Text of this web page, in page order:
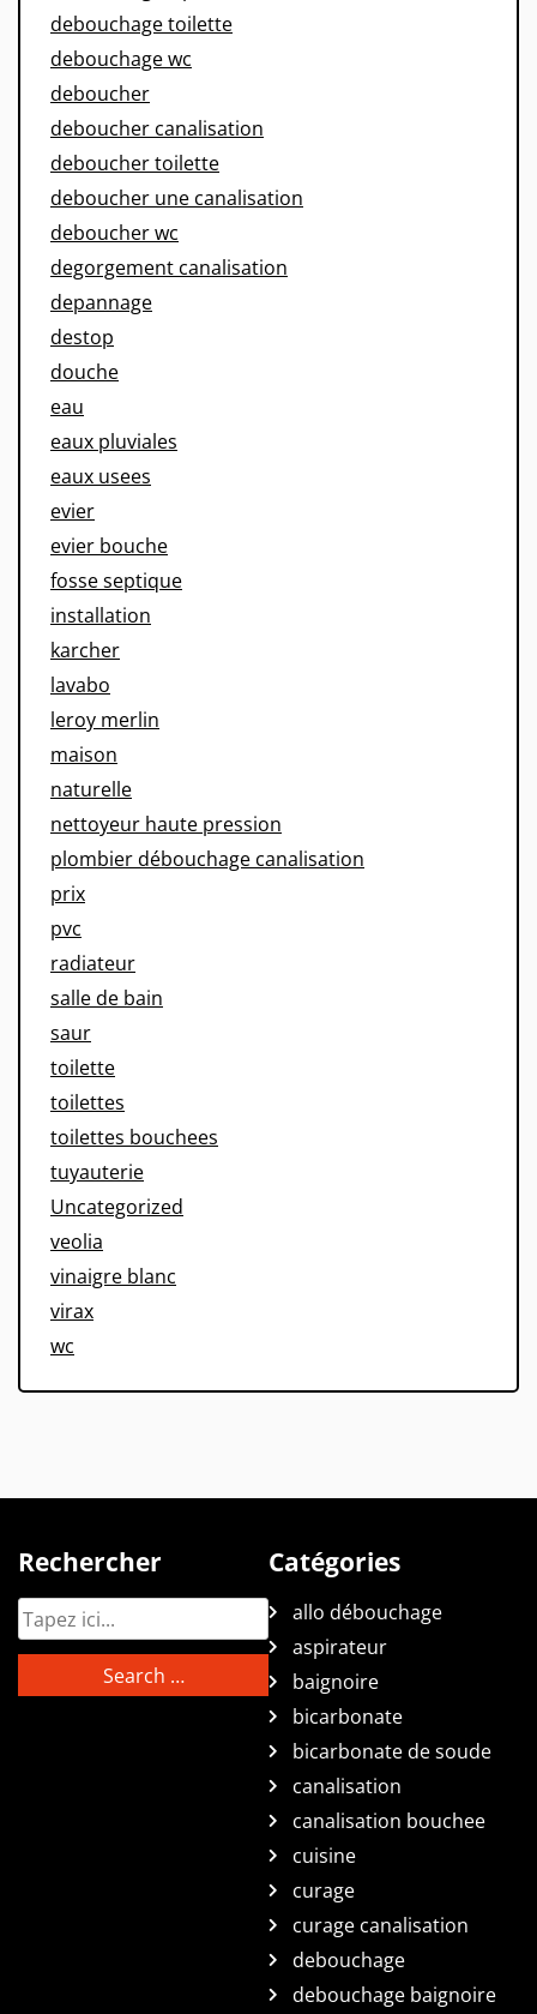
debouchage toilette
debouchage wc
deboucher
deboucher canalisation
deboucher toilette
deboucher une canalisation
deboucher wc
degorgement canalisation
depannage
destop
douche
eau
eaux pluviales
eaux usees
evier
evier bouche
fosse septique
installation
karcher
lavabo
leroy merlin
maison
naturelle
nettoyeur haute pression
plombier débouchage canalisation
prix
pvc
radiateur
salle de bain
saur
toilette
toilettes
toilettes bouchees
tuyauterie
Uncategorized
veolia
vinaigre blanc
virax
wc
Rechercher Catégories
allo débouchage
aspirateur
baignoire
bicarbonate
bicarbonate de soude
canalisation
canalisation bouchee
cuisine
curage
curage canalisation
debouchage
debouchage baignoire